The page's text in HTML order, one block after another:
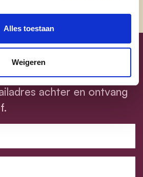
Alles toestaan
Weigeren
hoogte
achter en ontvang